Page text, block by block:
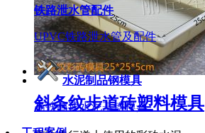
铁路泄水管配件
UPVC铁路泄水管及配件
水泥制品钢模具
高铁高速水泥基铁模具
斜条纹步道砖塑料模具